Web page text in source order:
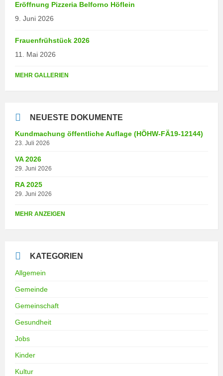
Eröffnung Pizzeria Belforno Höflein
9. Juni 2026
Frauenfrühstück 2026
11. Mai 2026
MEHR GALLERIEN
NEUESTE DOKUMENTE
Kundmachung öffentliche Auflage (HÖHW-FÄ19-12144)
23. Juli 2026
VA 2026
29. Juni 2026
RA 2025
29. Juni 2026
MEHR ANZEIGEN
KATEGORIEN
Allgemein
Gemeinde
Gemeinschaft
Gesundheit
Jobs
Kinder
Kultur